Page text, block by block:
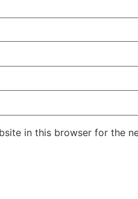
in this browser for the